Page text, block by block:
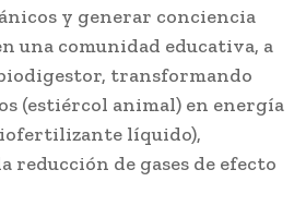
y generar conciencia
una comunidad educativa, a
transformando
(estiércol animal) en energía
líquido),
reducción de gases de efecto